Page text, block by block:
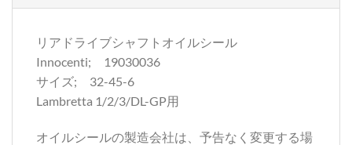
リアドライブシャフトオイルシール
Innocenti; 19030036
サイズ; 32-45-6
Lambretta 1/2/3/DL-GP用
オイルシールの製造会社は、予告なく変更する場